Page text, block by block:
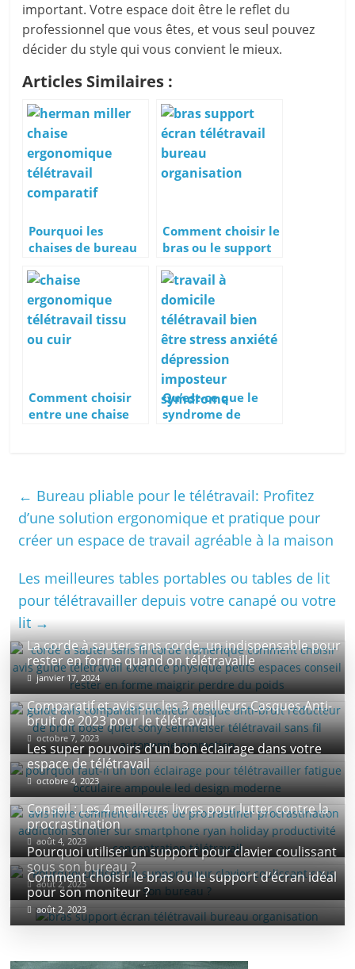
important. Votre espace doit être le reflet du
professionnel que vous êtes, et vous seul pouvez
décider du style qui vous convient le mieux.
Articles Similaires :
Pourquoi les
chaises de bureau
sont-elles si chères
?
Comment choisir le
bras ou le support
son moniteur ?
Comment choisir
entre une chaise
Qu’est-ce que le
syndrome de
distance ?
← Bureau pliable pour le télétravail: Profitez
d’une solution ergonomique et pratique pour
créer un espace de travail agréable à la maison
Les meilleures tables portables ou tables de lit
pour télétravailler depuis votre canapé ou votre
lit→
La corde à sauter sans corde, un indispensable pour
rester en forme quand on télétravaille
janvier 17, 2024
Comparatif et avis sur les 3 meilleurs Casques Anti-
bruit de 2023 pour le télétravail
octobre 7, 2023
Les super pouvoirs d’un bon éclairage dans votre
espace de télétravail
octobre 4, 2023
Conseil : Les 4 meilleurs livres pour lutter contre la
procrastination
août 4, 2023
Pourquoi utiliser un support pour clavier coulissant
sous son bureau ?
août 2, 2023
Comment choisir le bras ou le support d’écran idéal
pour son moniteur ?
août 2, 2023